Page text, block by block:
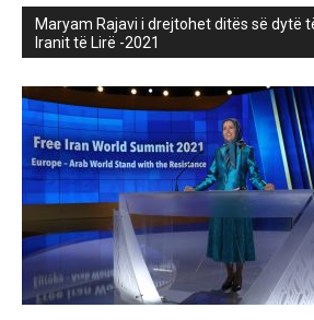
Maryam Rajavi i drejtohet ditës së dytë
Iranit të Lirë -2021